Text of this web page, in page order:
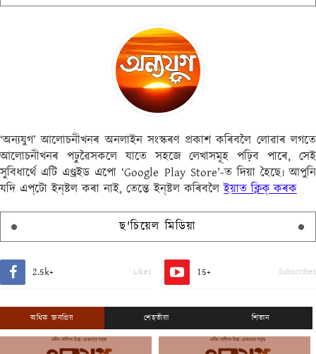
‘অন্যযুগ’ আলোচনীখনৰ অনলাইন সংস্কৰণ প্ৰকাশ কৰিবলৈ লোৱাৰ লগতে
আলোচনীখনৰ পঢ়ুৱৈসকলে যাতে সহজে লেখাসমূহ পঢ়িব পাৰে, সেই
সুবিধাৰ্থে এটি এণ্ড্ৰইড এপো ‘Google Play Store’-ত দিয়া হৈছে৷ আপুনি
যদি এপ্‌টো ইন্‌ষ্টল কৰা নাই, তেন্তে ইন্‌ষ্টল কৰিবলৈইয়াত ক্লিক্ কৰক
ছ'চিয়েল মিডিয়া
2.5k+ Likes 15+ Subscribes
অধিক জনপ্ৰিয় শেহতীয়া শিতান